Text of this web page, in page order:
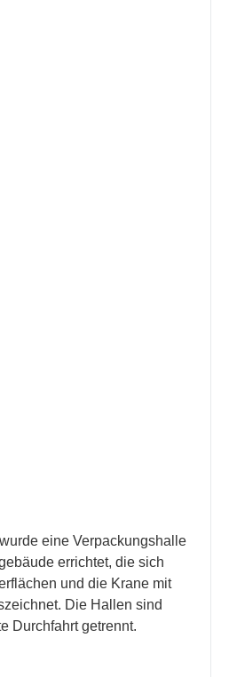
eine Verpackungshalle
errichtet, die sich
und die Krane mit
Die Hallen sind
Durchfahrt getrennt.